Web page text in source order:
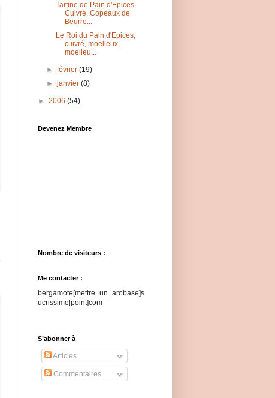
Tartine de Pain d'Epices
Cuivré, Copeaux de
Beurre...
Le Roi du Pain d'Epices,
cuivré, moelleux,
moelleu...
►février(19)
►janvier(8)
► 2006 (54)
Devenez Membre
Nombre de visiteurs :
Me contacter :
bergamote[mettre_un_arobase]s
ucrissime[point]com
S’abonner à
Articles
Commentaires